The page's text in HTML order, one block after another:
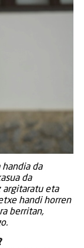
da
da
argitaratu eta
handi horren
berritan,